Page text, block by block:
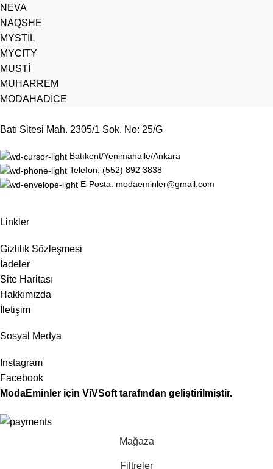
NEVA
NAQSHE
MYSTİL
MYCITY
MUSTİ
MUHARREM
MODAHADİCE
Batı Sitesi Mah. 2305/1 Sok. No: 25/G
Batıkent/Yenimahalle/Ankara
Telefon: (552) 892 3838
E-Posta: modaeminler@gmail.com
Linkler
Gizlilik Sözleşmesi
İadeler
Site Haritası
Hakkımızda
İletişim
Sosyal Medya
Instagram
Facebook
ModaEminler için ViVSofttarafından geliştirilmiştir.
Mağaza
Filtreler